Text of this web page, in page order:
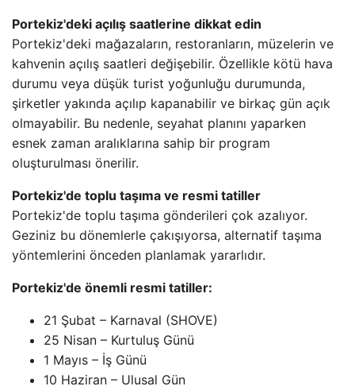
Portekiz'deki açılış saatlerine dikkat edin
Portekiz'deki mağazaların, restoranların, müzelerin ve
kahvenin açılış saatleri değişebilir. Özellikle kötü hava
durumu veya düşük turist yoğunluğu durumunda,
şirketler yakında açılıp kapanabilir ve birkaç gün açık
olmayabilir. Bu nedenle, seyahat planını yaparken
esnek zaman aralıklarına sahip bir program
oluşturulması önerilir.
Portekiz'de toplu taşıma ve resmi tatiller
Portekiz'de toplu taşıma gönderileri çok azalıyor.
Geziniz bu dönemlerle çakışıyorsa, alternatif taşıma
yöntemlerini önceden planlamak yararlıdır.
Portekiz'de önemli resmi tatiller:
21 Şubat – Karnaval (SHOVE)
25 Nisan – Kurtuluş Günü
1 Mayıs – İş Günü
10 Haziran – Ulusal Gün